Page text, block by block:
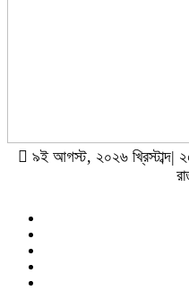
৯ই আগস্ট, ২০২৬ খ্রিস্টাব্দ|